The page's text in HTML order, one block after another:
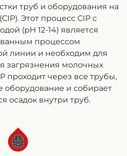
труб и оборудования на
Этот процесс CIP с
(pH 12-14) является
процессом
линии и необходим для
загрязнения молочных
проходит через все трубы,
оборудование и собирает
осадок внутри труб.